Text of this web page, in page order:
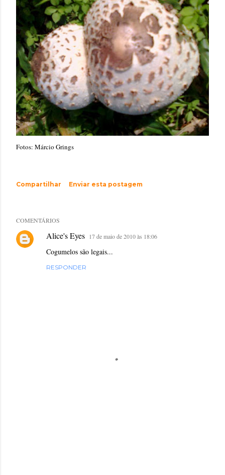
Fotos: Márcio Grings
Compartilhar Enviar esta postagem
COMENTÁRIOS
Alice's Eyes 17 de maio de 2010 às 18:06
Cogumelos são legais...
RESPONDER